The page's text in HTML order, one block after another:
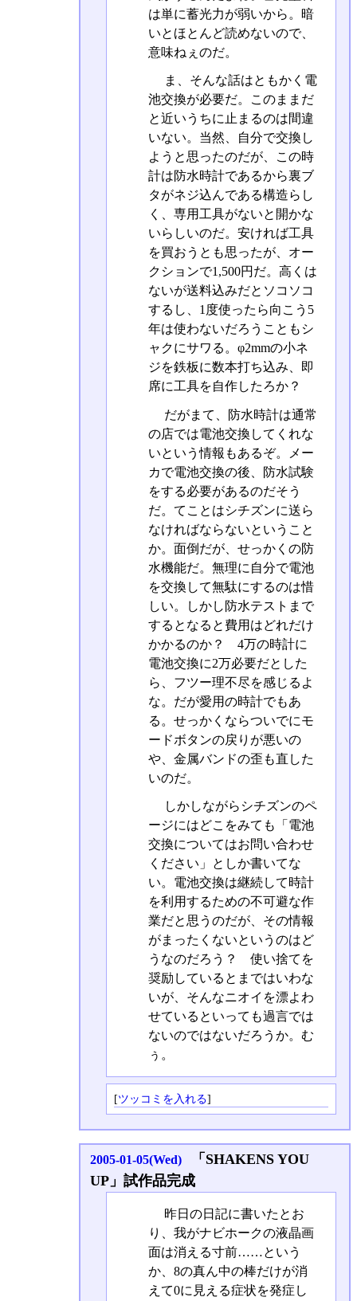
は単に蓄光力が弱いから。暗
いとほとんど読めないので、
意味ねぇのだ。
ま、そんな話はともかく電
池交換が必要だ。このままだ
と近いうちに止まるのは間違
いない。当然、自分で交換し
ようと思ったのだが、この時
計は防水時計であるから裏ブ
タがネジ込んである構造らし
く、専用工具がないと開かな
いらしいのだ。安ければ工具
を買おうとも思ったが、オー
クションで1,500円だ。高くは
ないが送料込みだとソコソコ
するし、1度使ったら向こう5
年は使わないだろうこともシ
ャクにサワる。φ2mmの小ネ
ジを鉄板に数本打ち込み、即
席に工具を自作したろか？
だがまて、防水時計は通常
の店では電池交換してくれな
いという情報もあるぞ。メー
カで電池交換の後、防水試験
をする必要があるのだそう
だ。てことはシチズンに送ら
なければならないということ
か。面倒だが、せっかくの防
水機能だ。無理に自分で電池
を交換して無駄にするのは惜
しい。しかし防水テストまで
するとなると費用はどれだけ
かかるのか？ 4万の時計に
電池交換に2万必要だとした
ら、フツー理不尽を感じるよ
な。だが愛用の時計でもあ
る。せっかくならついでにモ
ードボタンの戻りが悪いの
や、金属バンドの歪も直した
いのだ。
しかしながらシチズンのペ
ージにはどこをみても「電池
交換についてはお問い合わせ
ください」としか書いてな
い。電池交換は継続して時計
を利用するための不可避な作
業だと思うのだが、その情報
がまったくないというのはど
うなのだろう？ 使い捨てを
奨励しているとまではいわな
いが、そんなニオイを漂よわ
せているといっても過言では
ないのではないだろうか。む
ぅ。
[ツッコミを入れる]
2005-01-05(Wed)
「SHAKENS YOU
UP」試作品完成
昨日の日記に書いたとお
り、我がナビホークの液晶画
面は消える寸前……という
か、8の真ん中の棒だけが消
えて0に見える症状を発症し